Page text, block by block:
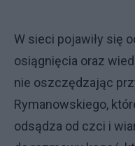
W sieci pojawiły się
osiągnięcia oraz
nie oszczędzając
Rymanowskiego,
odsądza od czci i